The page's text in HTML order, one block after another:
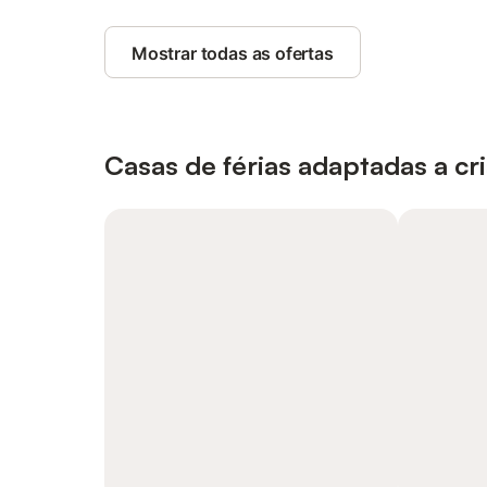
Mostrar todas as ofertas
Casas de férias adaptadas a